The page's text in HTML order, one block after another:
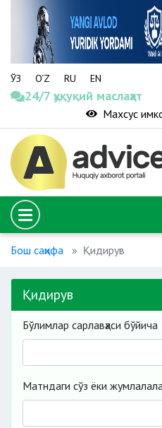
ЎЗ O‘Z RU EN
24/7 ҳуқуқий маслаҳат
Махсус
Бош саҳифа Қидирув
Қидирув
Бўлимлар сарлавҳаси бўйича
Матндаги сўз ёки